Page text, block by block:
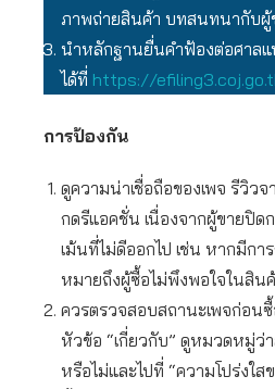
ภาพถ่ายสินค้า บทสนทนากับผู้
นำหลักฐานยื่นคำฟ้องต่อศาล
ได้ที่ https://
การป้องกัน
ดูความน่าเชื่อถือของเพจ รีวิว
กดรีแอคชั่น เนื่องจากผู้ขายปิด
เม้นที่ไม่ดีออกไป เช่น หากมีก
หมายถึงผู้ซื้อไม่พึงพอใจในสิน
ควรตรวจสอบสถานะเพจก่อนซื้
หัวข้อ “เกี่ยวกับ” ดูหมวดหมู่ว่
หรือไม่และไปที่ “ความโปร่งใส